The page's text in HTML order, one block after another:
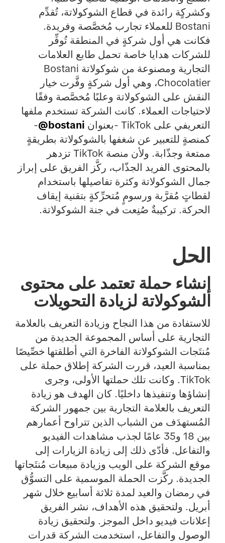
وكشركٍة رائدة في قطاع الشوكولاتة، تُقدِّم
Bostani للعملاء تجارب مُخصَّصة وفريدة.
فكانت هي أول شركةٍ في المنطقة تُوفِّر
للشركات هدايا خاصة تحمل طابع العلامات
التجارية ومصنوعة من شوكولاتة Bostani
Chocolatier، وهي أول شركةٍ وفَّرت خيار
النقش على الشوكولاتة وعلبًا مُخصَّصة وفقًا
لاحتياجات العملاء. كانت الشركة تستخدم ملفها
التعريفي على TikTok -بعنوان ‎
@bostani
-
كمنصةٍ للتعبير عن شغفها بالشوكولاتة بطريقةٍ
ممتعة وجذّابة. ولأن منصة TikTok تزدهر
بالمحتوى الفريد الجذّاب، ركَّز الفريق على إبراز
جمال الشوكولاتة وكثرة تفاصيلها باستخدام
لقطاتٍ مُقرَّبة ورسومٍ مُتحرِّكةٍ بتقنية إيقاف
الحركة. تركيبةٌ صُنِعت في جنة الشوكولاتة.
الحل
إنشاء حملة تعتمد على محتوى
الشوكولاتة لزيادة التحويلات
للاستفادة من هذا النجاح وزيادة التعريف بالعلامة
التجارية على أساس المجموعة الجديدة من
مُنتَجات الشوكولاتة الفاخرة التي أطلقتها خصِّيصًا
بمناسبة العيد، قررت الشركة إطلاق حملة على
TikTok. وكانت تلك حملتها الأولى، وجرى
إنشاؤها وتنفيذها داخليًا. كان الهدف هو زيادة
التعريف بالعلامة التجارية بين جمهور الشركة
المُستهدَف من الشباب الذين تتراوح أعمارهم
بين 18 و35 عامًا لجذب مشاهدات الفيديو
والتفاعل. فأدّى ذلك إلى زيادة الزيارات إلى
موقع الشركة على الويب وزيادة مبيعات مُنتَجاتها
الجديدة. ركَّزت الحملة الموسمية على التسوُّق
في رمضان والعيد لمدة ثلاثة أسابيع خلال شهر
أبريل. ولتحقيق هذه الأهداف، نشر الفريق
إعلانات فيديو داخل الموجز. ولتحقيق زيادة
الوصول والتفاعل، استخدمت الشركة قدرات